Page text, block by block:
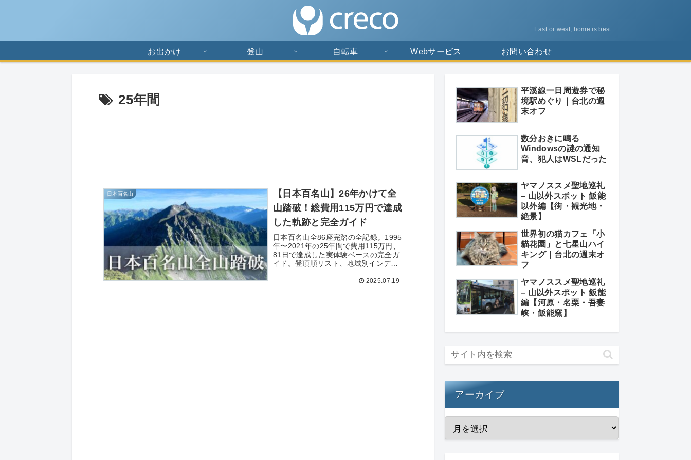
East or west, home is best.
お出かけ 登山 自転車 Webサービス お問い合わせ
25年間
日本百名山
【日本百名山】26年かけて全
山踏破！総費用115万円で達成
した軌跡と完全ガイド
日本百名山全86座完踏の全記録。1995
年〜2021年の25年間で費用115万円、
81日で達成した実体験ベースの完全ガ
イド。登頂順リスト、地域別インデッ
きっぷ活用法まで詳細解説。2025.07.19
平溪線一日周遊券で秘
境駅めぐり｜台北の週
末オフ
数分おきに鳴る
Windowsの謎の通知
音、犯人はWSLだった
ヤマノススメ聖地巡礼
– 山以外スポット 飯能
以外編【街・観光地・
絶景】
世界初の猫カフェ「小
貓花園」と七星山ハイ
キング｜台北の週末オ
フ
ヤマノススメ聖地巡礼
– 山以外スポット 飯能
編【河原・名栗・吾妻
峡・飯能窯】
アーカイブ